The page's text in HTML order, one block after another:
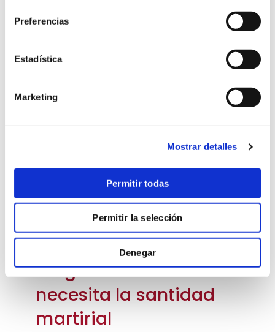
Preferencias
Estadística
Marketing
Mostrar detalles
Permitir todas
Permitir la selección
Denegar
otros, lugar para la
La Iglesia en misión
necesita la santidad
martirial